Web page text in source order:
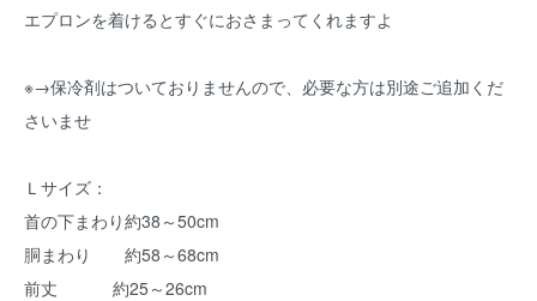
エプロンを着けるとすぐにおさまってくれますよ
※→保冷剤はついておりませんので、必要な方は別途ご追加くだ
さいませ
Ｌサイズ：
首の下まわり約38～50cm
胴まわり 約58～68cm
前丈 約25～26cm